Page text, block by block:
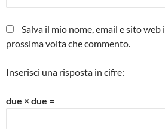
Salva il mio nome, email e sito
prossima volta che commento.
Inserisci una risposta in cifre:
due × due =